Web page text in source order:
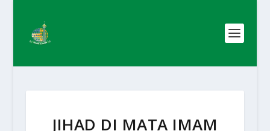
JIHAD DI MATA IMAM